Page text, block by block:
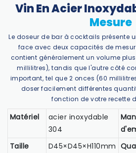
Vin En Acier
Mesure
Le doseur de bar à cocktails présente
face avec deux capacités de
contient généralement un volume plus
millilitres), tandis que l'autre côté
important, tel que 2 onces (60
doser facilement différentes
fonction de votre recette
Matériel
acier inoxydable
304
Taille
D45×D45×H110mm